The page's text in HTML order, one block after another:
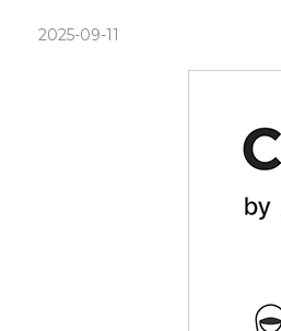
2025-09-11